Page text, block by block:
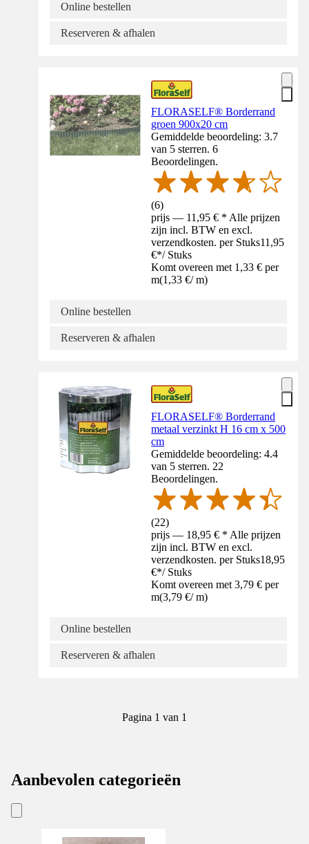
Online bestellen
Reserveren & afhalen
FLORASELF® Borderrand
groen 900x20 cm
Gemiddelde beoordeling: 3.7
van 5 sterren. 6
Beoordelingen.
(6)
prijs — 11,95 € * Alle prijzen
zijn incl. BTW en excl.
verzendkosten. per Stuks11,95
€*/ Stuks
Komt overeen met 1,33 € per
m(1,33 €/ m)
Online bestellen
Reserveren & afhalen
FLORASELF® Borderrand
metaal verzinkt H 16 cm x 500
cm
Gemiddelde beoordeling: 4.4
van 5 sterren. 22
Beoordelingen.
(22)
prijs — 18,95 € * Alle prijzen
zijn incl. BTW en excl.
verzendkosten. per Stuks18,95
€*/ Stuks
Komt overeen met 3,79 € per
m(3,79 €/ m)
Online bestellen
Reserveren & afhalen
Pagina 1 van 1
Aanbevolen categorieën